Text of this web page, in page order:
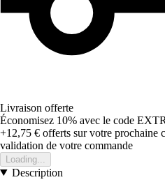
Livraison offerte
Économisez 10% avec le code
+12,75 € offerts sur votre prochaine
validation de votre commande
Loading...
Description